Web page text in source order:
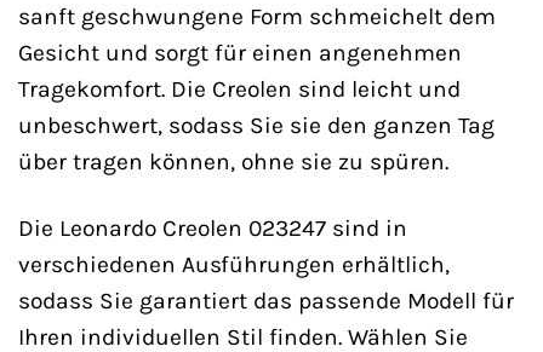
sanft geschwungene Form schmeichelt dem
Gesicht und sorgt für einen angenehmen
Tragekomfort. Die Creolen sind leicht und
unbeschwert, sodass Sie sie den ganzen Tag
über tragen können, ohne sie zu spüren.
Die Leonardo Creolen 023247 sind in
verschiedenen Ausführungen erhältlich,
sodass Sie garantiert das passende Modell für
Ihren individuellen Stil finden. Wählen Sie